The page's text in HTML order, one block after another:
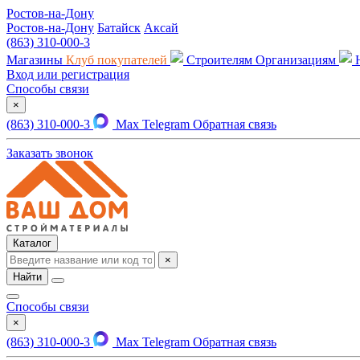
Ростов-на-Дону
Ростов-на-Дону Батайск Аксай
(863) 310-000-3
Магазины Клуб покупателей Строителям Организациям
Вход или регистрация
Способы связи
×
(863) 310-000-3 Max Telegram Обратная связь
Заказать звонок
Каталог
×
Найти
Способы связи
×
(863) 310-000-3 Max Telegram Обратная связь